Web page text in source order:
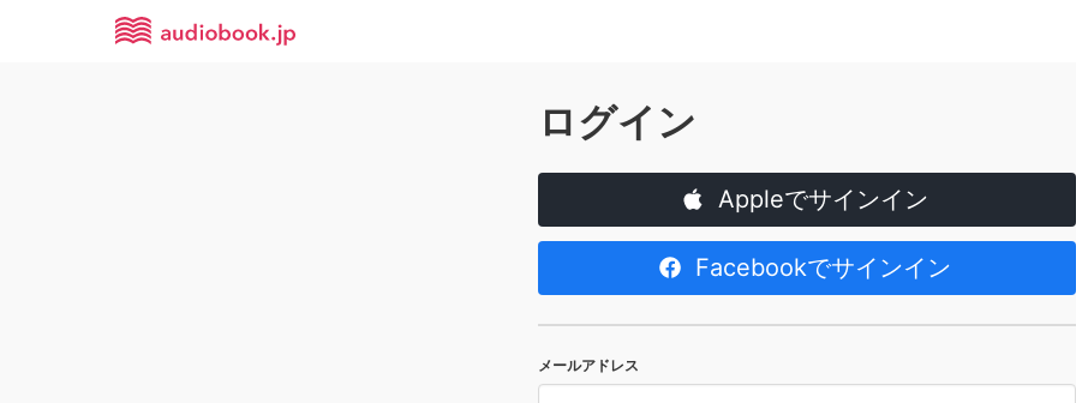
ログイン
Appleでサインイン
Facebookでサインイン
メールアドレス